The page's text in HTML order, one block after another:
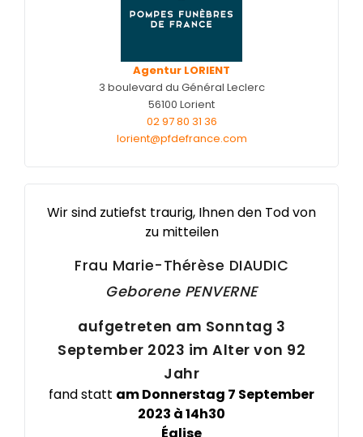
Nos urnes funéraires
Services aux famillesAgentur LORIENT
3 boulevard du Général Leclerc
56100 Lorient
02 97 80 31 36
lorient@pfdefrance.com
Wir sind zutiefst traurig, Ihnen den Tod von
zu mitteilen
Frau Marie-Thérèse DIAUDIC
Geborene PENVERNE
aufgetreten am Sonntag 3
September 2023 im Alter von 92
Jahr
fand statt am Donnerstag 7 September
2023 à 14h30